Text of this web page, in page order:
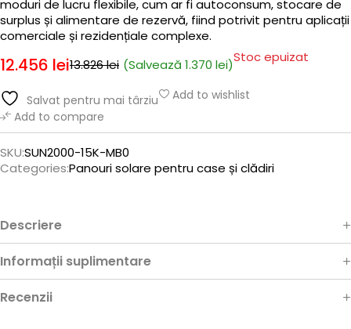
moduri de lucru flexibile, cum ar fi autoconsum, stocare de
surplus și alimentare de rezervă, fiind potrivit pentru aplicații
comerciale și rezidențiale complexe.
13.826lei
12.456 lei (Salvează 1.370 lei)Stoc epuizat
Salvat pentru mai târziu
Add to wishlist
Add to compare
SKU:SUN2000-15K-MB0
Categories:Panouri solare pentru case și clădiri
Descriere
Informații suplimentare
Recenzii